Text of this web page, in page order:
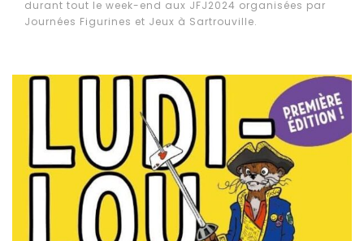
durant tout le week-end aux JFJ2024 organisées par
Journées Figurines et Jeux à Sartrouville.